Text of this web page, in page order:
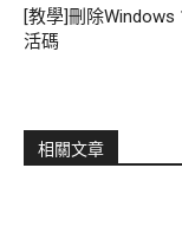
[教學]刪除Windows
活碼
相關文章